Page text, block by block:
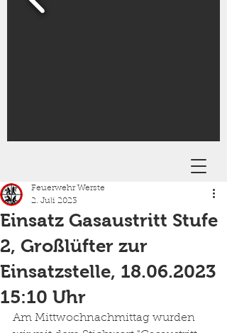
Einsatz Gasaustritt Stufe
2, Großlüfter zur
Einsatzstelle, 18.06.2023
15:10 Uhr
Feuerwehr Werste
2. Juli 2023
Am Mittwochnachmittag wurden